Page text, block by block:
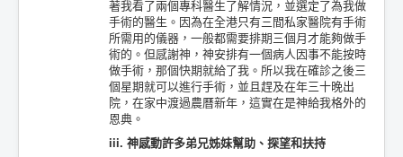
著我看了兩個專科醫生了解情況，並選定了為我做
手術的醫生。因為在全港只有三間私家醫院有手術
所需用的儀器，一般都需要排期三個月才能夠做手
術的。但感謝神，神安排有一個病人因事不能按時
做手術，那個快期就給了我。所以我在確診之後三
個星期就可以進行手術，並且趕及在年三十晚出
院，在家中渡過農曆新年，這實在是神給我格外的
恩典。
iii. 神感動許多弟兄姊妹幫助、探望和扶持